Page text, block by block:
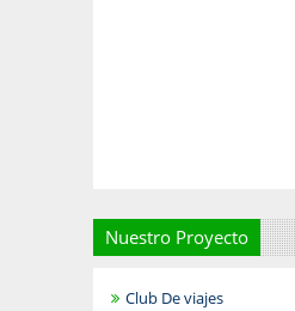
Nuestro Proyecto
Club De viajes